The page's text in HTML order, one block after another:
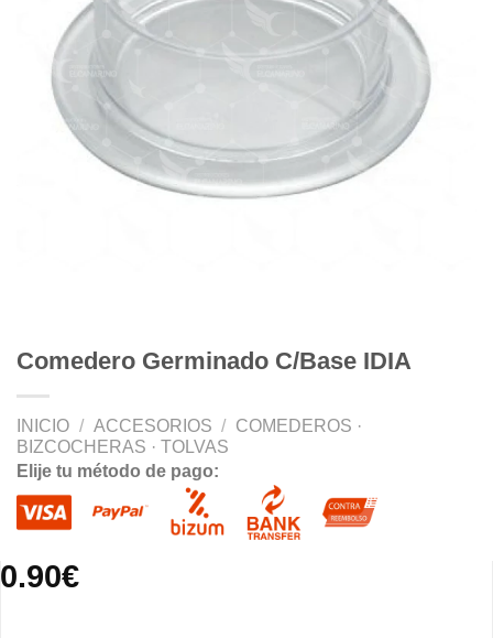
Comedero Germinado C/Base IDIA
INICIO / ACCESORIOS / COMEDEROS ·
BIZCOCHERAS · TOLVAS
Elije tu método de pago:
0.90€